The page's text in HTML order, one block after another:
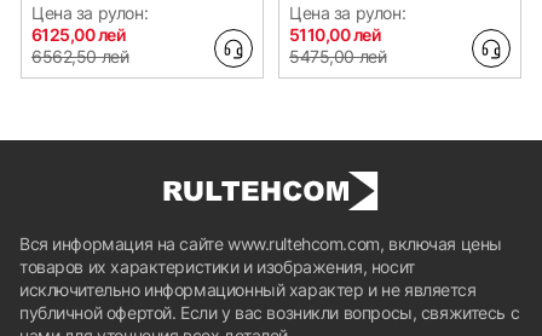
Цена за рулон:
6125,00 лей
6562,50 лей
Цена за рулон:
5110,00 лей
5475,00 лей
Вся информация на сайте www.rultehcom.com, включая цены
товаров их характеристики и изображения, носит
исключительно информационный характер и не является
публичной офертой. Если у вас возникли вопросы, свяжитесь с